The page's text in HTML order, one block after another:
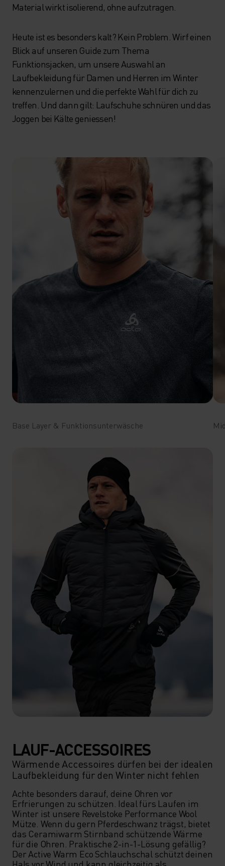
Material wirkt isolierend, ohne aufzutragen.
Heute ist es besonders kalt? Kein Problem. Wirf einen
Blick auf unseren Guide zum Thema
Funktionsjacken, um unsere Auswahl an
Laufbekleidung für Damen und Herren im Winter
kennenzulernen und die perfekte Wahl für dich zu
treffen. Und dann gilt: Laufschuhe schnüren und das
Joggen bei Kälte geniessen!
Base Layer & Funktionsunterwäsche
LAUF-ACCESSOIRES
Wärmende Accessoires dürfen bei der idealen
Laufbekleidung für den Winter nicht fehlen
Achte besonders darauf, deine Ohren vor
Erfrierungen zu schützen. Ideal fürs Laufen im
Winter ist unsere Revelstoke Performance Wool
Mütze. Wenn du gern Pferdeschwanz trägst, bietet
das Ceramiwarm Stirnband schützende Wärme
für die Ohren. Praktische 2-in-1-Lösung gefällig?
Der Active Warm Eco Schlauchschal schützt deinen
Hals vor Wind und kann gleichzeitig als